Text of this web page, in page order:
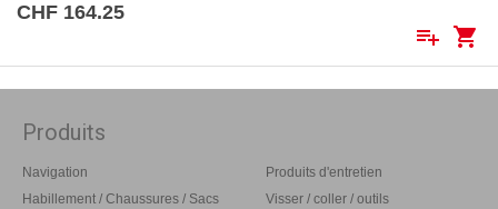
CHF 164.25
playlist_add shopping_cart
Produits
Navigation
Habillement / Chaussures / Sacs
Produits d'entretien
Visser / coller / outils